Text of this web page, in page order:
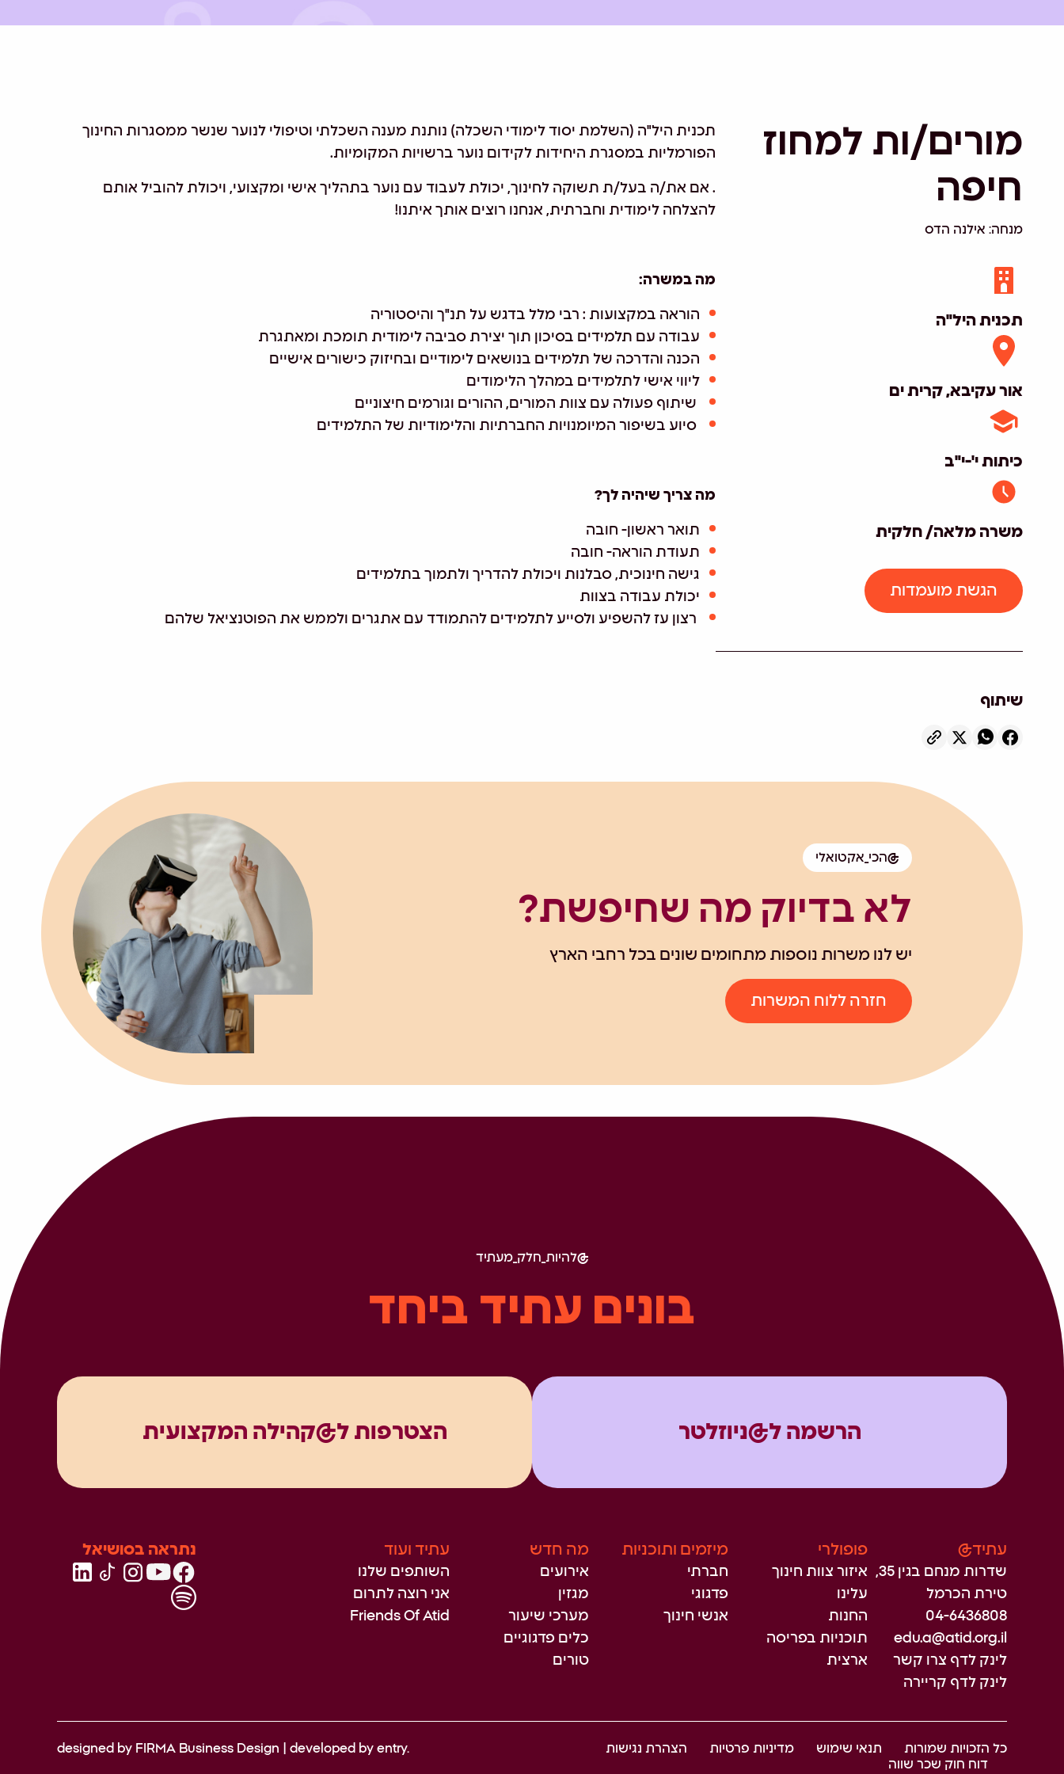
מורים/ות למחוז
חיפה
מנחה: אילנה הדס
תכנית היל"ה
אור עקיבא, קרית ים
כיתות י'-י"ב
משרה מלאה/ חלקית
הגשת מועמדות
שיתוף
תכנית היל"ה (השלמת יסוד לימודי השכלה) נותנת מענה השכלתי וטיפולי לנוער שנשר ממסגרות החינוך
הפורמליות במסגרת היחידות לקידום נוער ברשויות המקומיות.
. אם את/ה בעל/ת תשוקה לחינוך, יכולת לעבוד עם נוער בתהליך אישי ומקצועי, ויכולת להוביל אותם
להצלחה לימודית וחברתית, אנחנו רוצים אותך איתנו!
מה במשרה:
הוראה במקצועות : רבי מלל בדגש על תנ"ך והיסטוריה
עבודה עם תלמידים בסיכון תוך יצירת סביבה לימודית תומכת ומאתגרת
הכנה והדרכה של תלמידים בנושאים לימודיים ובחיזוק כישורים אישיים
ליווי אישי לתלמידים במהלך הלימודים
שיתוף פעולה עם צוות המורים, ההורים וגורמים חיצוניים
סיוע בשיפור המיומנויות החברתיות והלימודיות של התלמידים
מה צריך שיהיה לך?
תואר ראשון- חובה
תעודת הוראה- חובה
גישה חינוכית, סבלנות ויכולת להדריך ולתמוך בתלמידים
יכולת עבודה בצוות
רצון עז להשפיע ולסייע לתלמידים להתמודד עם אתגרים ולממש את הפוטנציאל שלהם
הכי_אקטואלי
לא בדיוק מה שחיפשת?
יש לנו משרות נוספות מתחומים שונים בכל רחבי הארץ
חזרה ללוח המשרות
להיות_חלק_מעתיד
בונים עתיד ביחד
הרשמה ל@ניוזלטר הצטרפות ל@קהילה המקצועית
עתיד@
שדרות מנחם בגין 35,
טירת הכרמל
04-6436808
edu.a@atid.org.il
לינק לדף צרו קשר
לינק לדף קריירה
פופולרי
איזור צוות חינוך
עלינו
החנות
תוכניות בפריסה
ארצית
מיזמים ותוכניות
חברתי
פדגוגי
אנשי חינוך
מה חדש
אירועים
מגזין
מערכי שיעור
כלים פדגוגיים
טורים
עתיד ועוד
השותפים שלנו
אני רוצה לתרום
Friends Of Atid
נתראה בסושיאל
כל הזכויות שמורות תנאי שימוש מדיניות פרטיות
הצהרת נגישות
דוח חוק שכר שווה
designed by FIRMA Business Design | developed by entry.